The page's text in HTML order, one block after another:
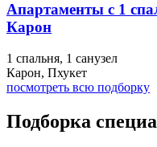
Апартаменты с 1
Карон
1 спальня, 1 санузел
Карон, Пхукет
посмотреть всю подборку
Подборка